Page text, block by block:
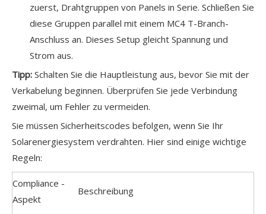
zuerst, Drahtgruppen von Panels in Serie. Schließen Sie
diese Gruppen parallel mit einem MC4 T-Branch-
Anschluss an. Dieses Setup gleicht Spannung und
Strom aus.
Tipp: Schalten Sie die Hauptleistung aus, bevor Sie mit der
Verkabelung beginnen. Überprüfen Sie jede Verbindung
zweimal, um Fehler zu vermeiden.
Sie müssen Sicherheitscodes befolgen, wenn Sie Ihr
Solarenergiesystem verdrahten. Hier sind einige wichtige
Regeln:
Compliance -
Aspekt
Beschreibung